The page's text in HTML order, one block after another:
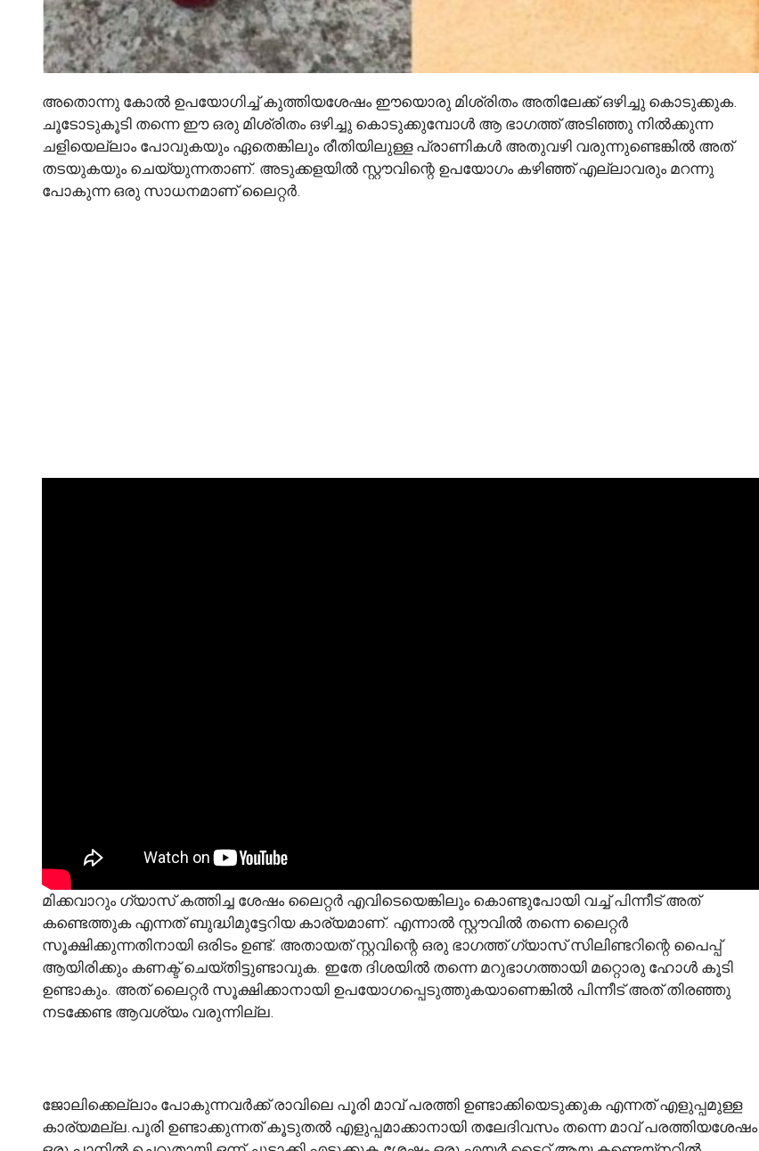
അതൊന്നു കോൽ ഉപയോഗിച്ച് കുത്തിയശേഷം ഈയൊരു മിശ്രിതം അതിലേക്ക് ഒഴിച്ചു കൊടുക്കുക.
ചൂടോടുകൂടി തന്നെ ഈ ഒരു മിശ്രിതം ഒഴിച്ചു കൊടുക്കുമ്പോൾ ആ ഭാഗത്ത് അടിഞ്ഞു നിൽക്കുന്ന
ചളിയെല്ലാം പോവുകയും ഏതെങ്കിലും രീതിയിലുള്ള പ്രാണികൾ അതുവഴി വരുന്നുണ്ടെങ്കിൽ അത്
തടയുകയും ചെയ്യുന്നതാണ്. അടുക്കളയിൽ സ്റ്റൗവിന്റെ ഉപയോഗം കഴിഞ്ഞ് എല്ലാവരും മറന്നു
പോകുന്ന ഒരു സാധനമാണ് ലൈറ്റർ.
മിക്കവാറും ഗ്യാസ് കത്തിച്ച ശേഷം ലൈറ്റർ എവിടെയെങ്കിലും കൊണ്ടുപോയി വച്ച് പിന്നീട് അത്
കണ്ടെത്തുക എന്നത് ബുദ്ധിമുട്ടേറിയ കാര്യമാണ്. എന്നാൽ സ്റ്റൗവിൽ തന്നെ ലൈറ്റർ
സൂക്ഷിക്കുന്നതിനായി ഒരിടം ഉണ്ട്. അതായത് സ്റ്റവിന്റെ ഒരു ഭാഗത്ത് ഗ്യാസ് സിലിണ്ടറിന്റെ പൈപ്പ്
ആയിരിക്കും കണക്ട് ചെയ്തിട്ടുണ്ടാവുക. ഇതേ ദിശയിൽ തന്നെ മറുഭാഗത്തായി മറ്റൊരു ഹോൾ കൂടി
ഉണ്ടാകും. അത് ലൈറ്റർ സൂക്ഷിക്കാനായി ഉപയോഗപ്പെടുത്തുകയാണെങ്കിൽ പിന്നീട് അത് തിരഞ്ഞു
നടക്കേണ്ട ആവശ്യം വരുന്നില്ല.
ജോലിക്കെല്ലാം പോകുന്നവർക്ക് രാവിലെ പൂരി മാവ് പരത്തി ഉണ്ടാക്കിയെടുക്കുക എന്നത് എളുപ്പമുള്ള
കാര്യമല്ല.പൂരി ഉണ്ടാക്കുന്നത് കൂടുതൽ എളുപ്പമാക്കാനായി തലേദിവസം തന്നെ മാവ് പരത്തിയശേഷം